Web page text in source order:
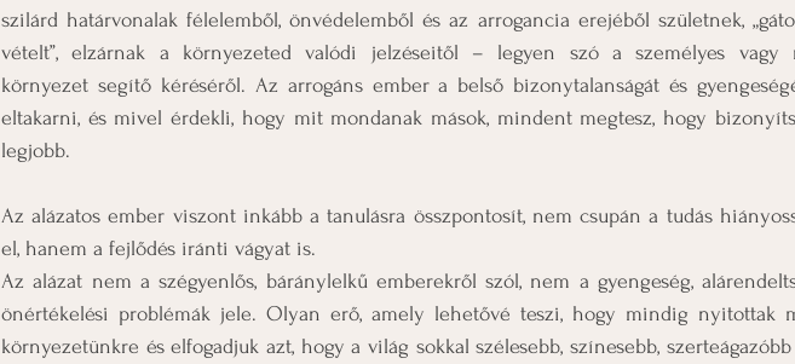
szilárd határvonalak félelemből, önvédelemből és az arrogancia erejéből születnek,
vételt”, elzárnak a környezeted valódi jelzéseitől – legyen szó a személyes vagy
környezet segítő kéréséről. Az arrogáns ember a belső bizonytalanságát és
eltakarni, és mivel érdekli, hogy mit mondanak mások, mindent megtesz, hogy
legjobb.
Az alázatos ember viszont inkább a tanulásra összpontosít, nem csupán a tudás
el, hanem a fejlődés iránti vágyat is.
Az alázat nem a szégyenlős, báránylelkű emberekről szól, nem a gyengeség,
önértékelési problémák jele. Olyan erő, amely lehetővé teszi, hogy mindig nyitottak
környezetünkre és elfogadjuk azt, hogy a világ sokkal szélesebb, színesebb,